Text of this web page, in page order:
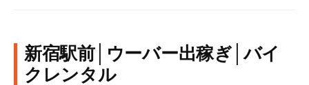
新宿駅前│ウーバー出稼ぎ│バイ
クレンタル